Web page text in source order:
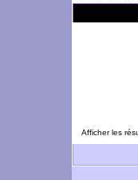
Afficher les